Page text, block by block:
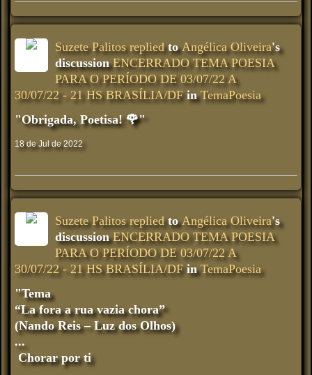
Suzete Palitos repliedtoAngélica Oliveira's
discussionENCERRADO TEMA POESIA
PARA O PERÍODO DE 03/07/22 A
30/07/22 - 21 HS BRASÍLIA/DFinTemaPoesia
"Obrigada, Poetisa! 🌹"
18 de Jul de 2022
Suzete Palitos repliedtoAngélica Oliveira's
discussionENCERRADO TEMA POESIA
PARA O PERÍODO DE 03/07/22 A
30/07/22 - 21 HS BRASÍLIA/DFinTemaPoesia
"Tema
“La fora a rua vazia chora”
(Nando Reis – Luz dos Olhos)
...
Chorar por ti